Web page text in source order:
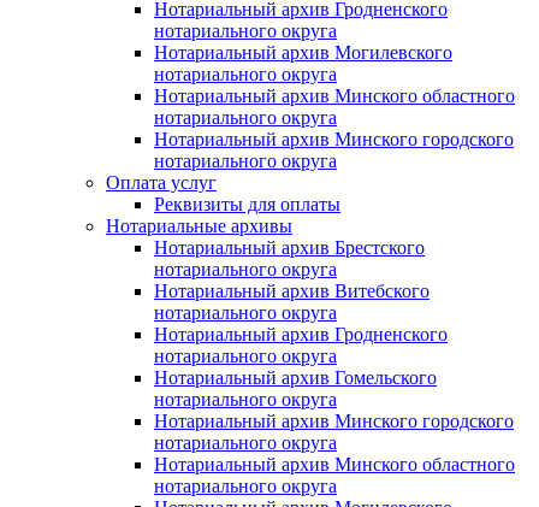
Нотариальный архив Гродненского
нотариального округа
Нотариальный архив Могилевского
нотариального округа
Нотариальный архив Минского областного
нотариального округа
Нотариальный архив Минского городского
нотариального округа
Оплата услуг
Реквизиты для оплаты
Нотариальные архивы
Нотариальный архив Брестского
нотариального округа
Нотариальный архив Витебского
нотариального округа
Нотариальный архив Гродненского
нотариального округа
Нотариальный архив Гомельского
нотариального округа
Нотариальный архив Минского городского
нотариального округа
Нотариальный архив Минского областного
нотариального округа